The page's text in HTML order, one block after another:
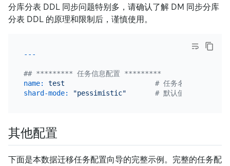
分库分表 DDL 同步问题特别多，请确认了解 DM 同步分库
分表 DDL 的原理和限制后，谨慎使用。
## ********* 任务信息配置 *********
name:
test
# 任务名称，需要全局
shard-mode:
"pessimistic" # 默认值为 "" 即无需
其他配置
下面是本数据迁移任务配置向导的完整示例。完整的任务配